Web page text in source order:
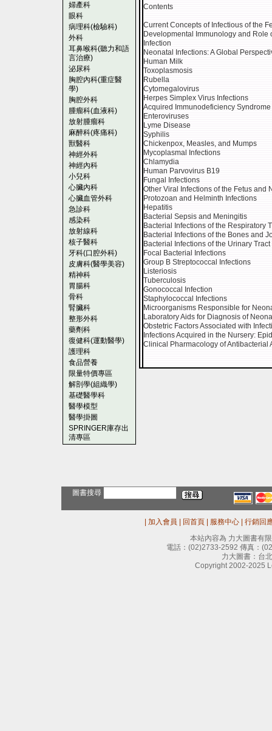
婦產科
眼科
病理科(檢驗科)
外科
耳鼻喉科(聽力和語
言治療)
泌尿科
胸腔內科(重症醫
學)
胸腔外科
腫瘤科(血液科)
放射腫瘤科
麻醉科(疼痛科)
獸醫科
神經外科
神經內科
小兒科
心臟內科
心臟血管外科
急診科
感染科
放射線科
核子醫科
牙科(口腔外科)
皮膚科(醫學美容)
精神科
胃腸科
骨科
腎臟科
整形外科
藥劑科
復健科(運動醫學)
護理科
食品營養
限量特價專區
解剖學(組織學)
基礎醫學科
醫學模型
醫學掛圖
SPRINGER庫存出
清專區
Contents
Current Concepts of Infectious of the
Developmental Immunology and
Infection
Neonatal Infections: A Global
Human Milk
Toxoplasmosis
Rubella
Cytomegalovirus
Herpes Simplex Virus Infections
Acquired Immunodeficiency
Enteroviruses
Lyme Disease
Syphilis
Chickenpox, Measles, and Mumps
Mycoplasmal Infections
Chlamydia
Human Parvovirus B19
Fungal Infections
Other Viral Infections of the Fetus and
Protozoan and Helminth Infections
Hepatitis
Bacterial Sepsis and Meningitis
Bacterial Infections of the Respiratory
Bacterial Infections of the Bones and
Bacterial Infections of the Urinary Tract
Focal Bacterial Infections
Group B Streptococcal Infections
Listeriosis
Tuberculosis
Gonococcal Infection
Staphylococcal Infections
Microorganisms Responsible for
Laboratory Aids for Diagnosis of
Obstetric Factors Associated with
Infections Acquired in the Nursery:
Clinical Pharmacology of Antibacterial
圖書搜尋
加入會員 回首頁 服務中心
行銷回
本站內容為 力大圖書有
電話： (02)2733-2592 傳真：
力大圖書：台
Copyright 2002-2025